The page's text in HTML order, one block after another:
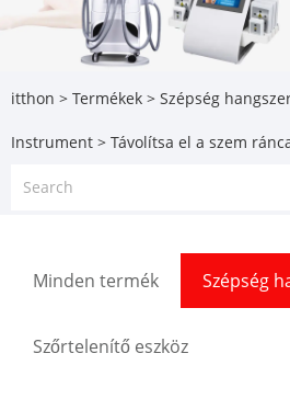
itthon > Termékek > Szépség
Instrument > Távolítsa el a szem
Minden termék Szépség
Szőrtelenítő eszköz